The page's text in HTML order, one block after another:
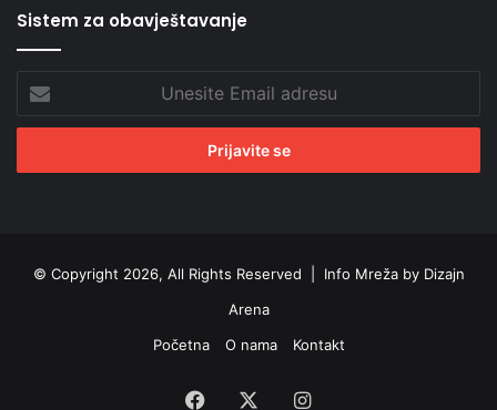
Sistem za obavještavanje
Email
adresu
© Copyright 2026, All Rights Reserved | Info Mreža by Dizajn
Arena
Početna
O nama Kontakt
Facebook Instagram